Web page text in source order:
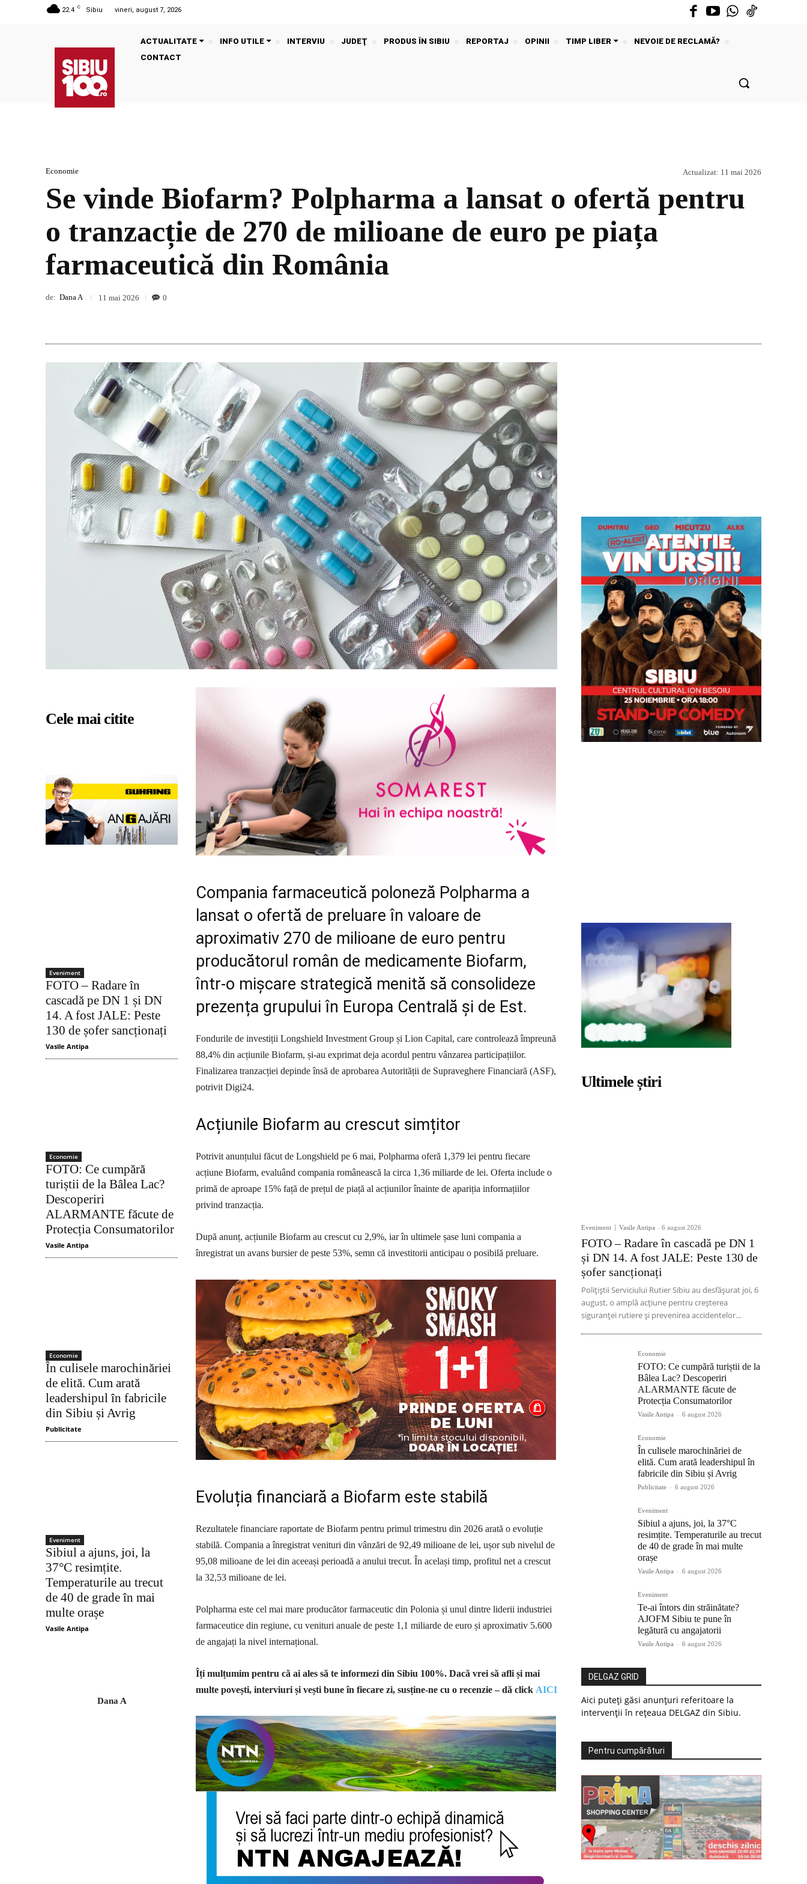
22.4 C Sibiu vineri, august 7, 2026
ACTUALITATE INFO UTILE INTERVIU JUDEŢ PRODUS ÎN SIBIU REPORTAJ OPINII TIMP LIBER
NEVOIE DE RECLAMĂ?
CONTACT
Economie Actualizat: 11 mai 2026
Se vinde Biofarm? Polpharma a lansat o ofertă pentru
o tranzacție de 270 de milioane de euro pe piața
farmaceutică din România
de: Dana A 11 mai 2026 0
Cele mai citite
Eveniment
FOTO – Radare în
cascadă pe DN 1 și DN
14. A fost JALE: Peste
130 de șofer sancționați
Vasile Antipa
Economie
FOTO: Ce cumpără
turiștii de la Bâlea Lac?
Descoperiri
ALARMANTE făcute de
Protecția Consumatorilor
Vasile Antipa
Economie
În culisele marochinăriei
de elită. Cum arată
leadershipul în fabricile
din Sibiu și Avrig
Publicitate
Eveniment
Sibiul a ajuns, joi, la
37°C resimțite.
Temperaturile au trecut
de 40 de grade în mai
multe orașe
Vasile Antipa
Dana A
Compania farmaceutică poloneză Polpharma a
lansat o ofertă de preluare în valoare de
aproximativ 270 de milioane de euro pentru
producătorul român de medicamente Biofarm,
într-o mișcare strategică menită să consolideze
prezența grupului în Europa Centrală și de Est.
Fondurile de investiții Longshield Investment Group și Lion Capital, care controlează împreună
88,4% din acțiunile Biofarm, și-au exprimat deja acordul pentru vânzarea participațiilor.
Finalizarea tranzacției depinde însă de aprobarea Autorității de Supraveghere Financiară (ASF),
potrivit Digi24.
Acțiunile Biofarm au crescut simțitor
Potrivit anunțului făcut de Longshield pe 6 mai, Polpharma oferă 1,379 lei pentru fiecare
acțiune Biofarm, evaluând compania românească la circa 1,36 miliarde de lei. Oferta include o
primă de aproape 15% față de prețul de piață al acțiunilor înainte de apariția informațiilor
privind tranzacția.
După anunț, acțiunile Biofarm au crescut cu 2,9%, iar în ultimele șase luni compania a
înregistrat un avans bursier de peste 53%, semn că investitorii anticipau o posibilă preluare.
Evoluția financiară a Biofarm este stabilă
Rezultatele financiare raportate de Biofarm pentru primul trimestru din 2026 arată o evoluție
stabilă. Compania a înregistrat venituri din vânzări de 92,49 milioane de lei, ușor sub nivelul de
95,08 milioane de lei din aceeași perioadă a anului trecut. În același timp, profitul net a crescut
la 32,53 milioane de lei.
Polpharma este cel mai mare producător farmaceutic din Polonia și unul dintre liderii industriei
farmaceutice din regiune, cu venituri anuale de peste 1,1 miliarde de euro și aproximativ 5.600
de angajați la nivel internațional.
Îți mulțumim pentru că ai ales să te informezi din Sibiu 100%. Dacă vrei să afli și mai
multe povești, interviuri și vești bune în fiecare zi, susține-ne cu o recenzie – dă click AICI
Ultimele știri
Eveniment Vasile Antipa - 6 august 2026
FOTO – Radare în cascadă pe DN 1
și DN 14. A fost JALE: Peste 130 de
șofer sancționați
Polițiștii Serviciului Rutier Sibiu au desfășurat joi, 6
august, o amplă acțiune pentru creșterea
siguranței rutiere și prevenirea accidentelor...
Economie
FOTO: Ce cumpără turiștii de la
Bâlea Lac? Descoperiri
ALARMANTE făcute de
Protecția Consumatorilor
Vasile Antipa - 6 august 2026
Economie
În culisele marochinăriei de
elită. Cum arată leadershipul în
fabricile din Sibiu și Avrig
Publicitate - 6 august 2026
Eveniment
Sibiul a ajuns, joi, la 37°C
resimțite. Temperaturile au trecut
de 40 de grade în mai multe
orașe
Vasile Antipa - 6 august 2026
Eveniment
Te-ai întors din străinătate?
AJOFM Sibiu te pune în
legătură cu angajatorii
Vasile Antipa - 6 august 2026
DELGAZ GRID
Aici puteți găsi anunțuri referitoare la
intervenții în rețeaua DELGAZ din Sibiu.
Pentru cumpărături